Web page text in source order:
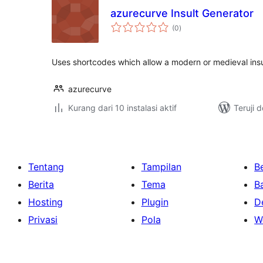
azurecurve Insult Generator
(0total
rating
)
Uses shortcodes which allow a modern or medieval
azurecurve
Kurang dari 10 instalasi aktif
Teruji
Tentang
Berita
Hosting
Privasi
Tampilan
Tema
Plugin
Pola